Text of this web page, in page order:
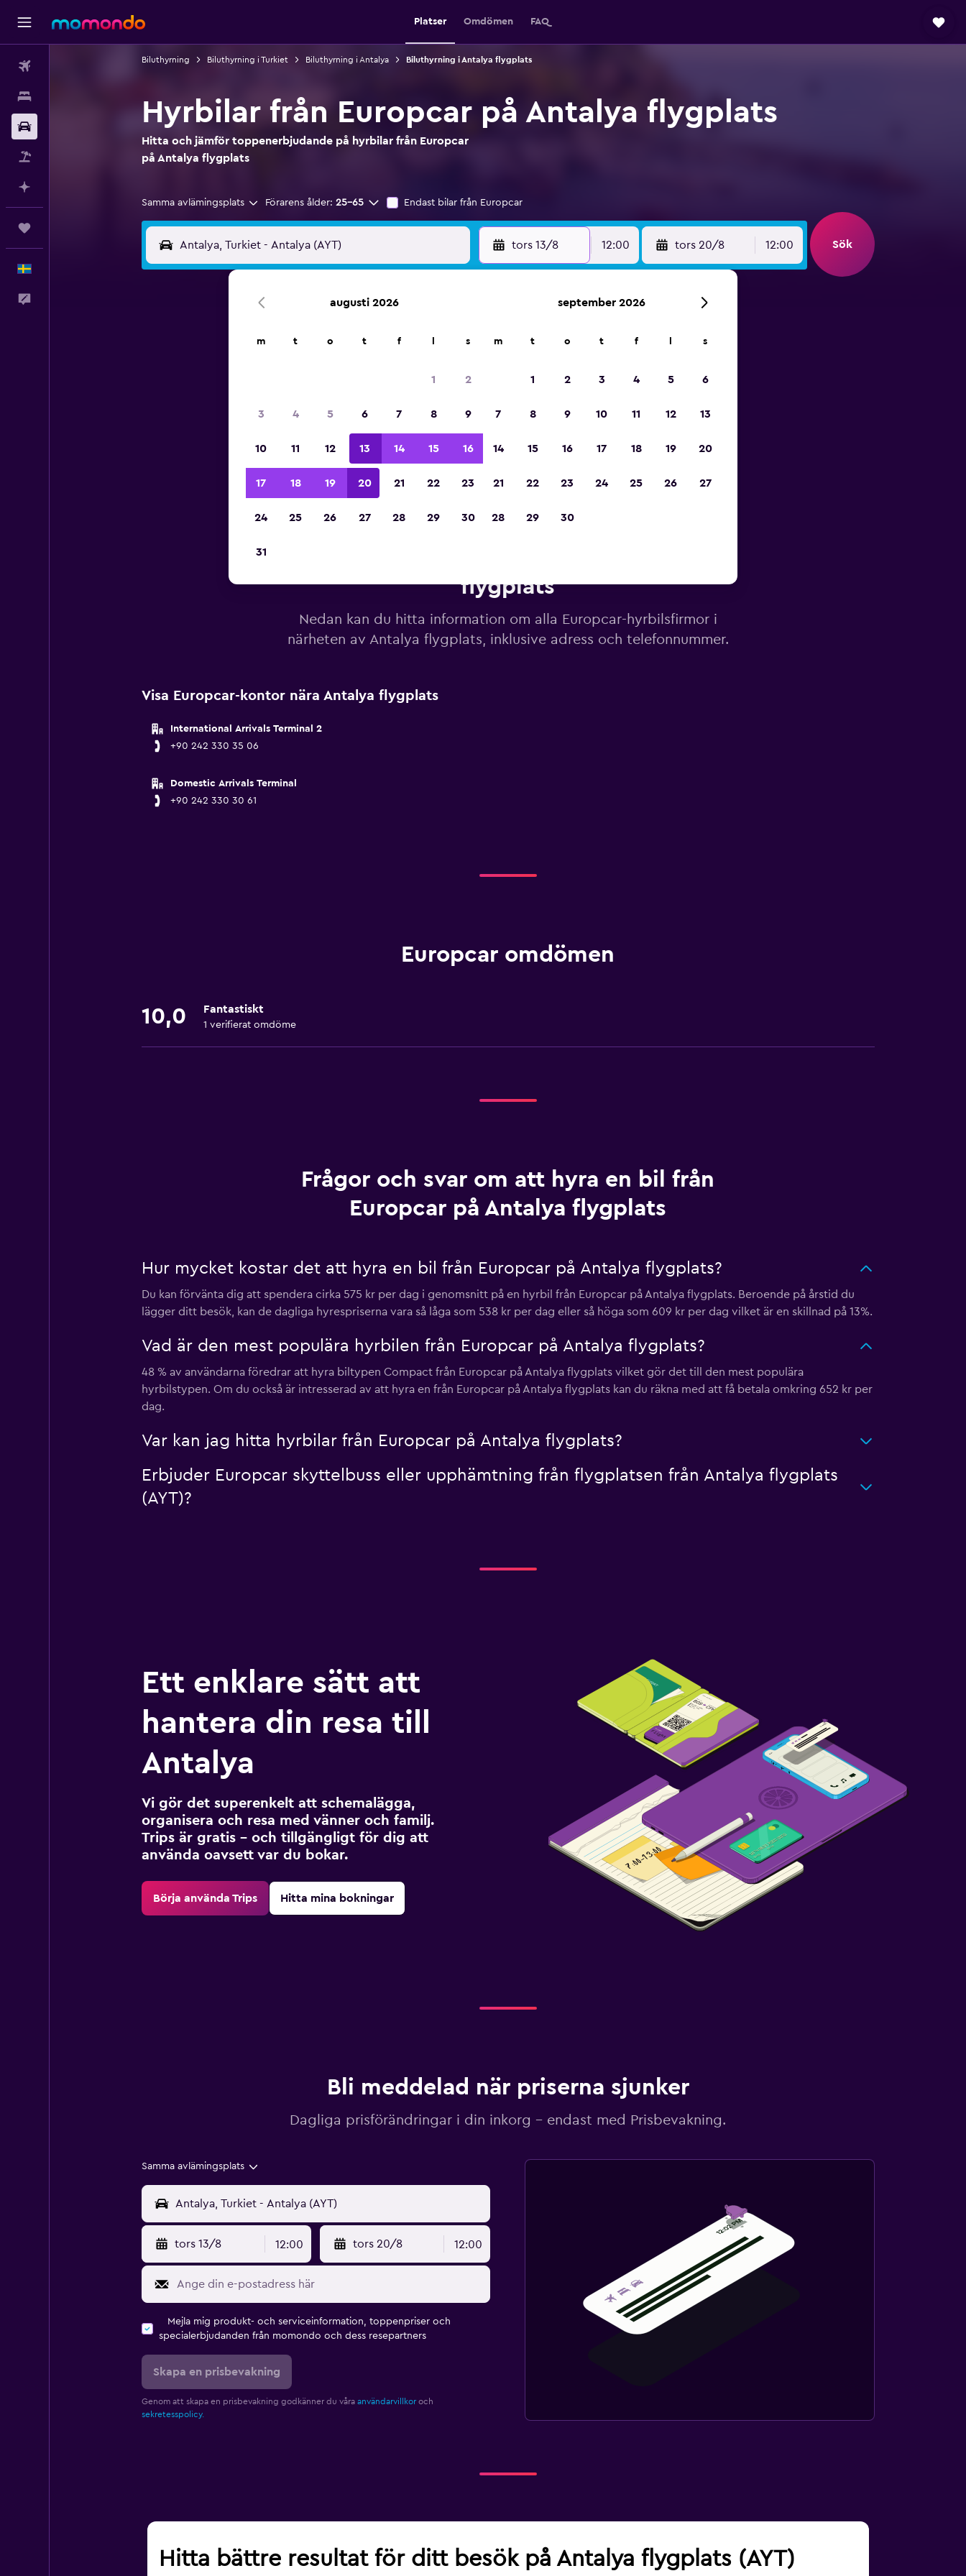
Platser Omdömen FAQ
Biluthyrning Biluthyrning i Turkiet Biluthyrning i Antalya Biluthyrning i Antalya flygplats
Hyrbilar från Europcar på Antalya flygplats
Hitta och jämför toppenerbjudande på hyrbilar från Europcar
på Antalya flygplats
Samma avlämingsplats Förarens ålder: 25-65 Endast bilar från Europcar
tors 13/8 12:00 tors 20/8 12:00 Sök
2023
flygplats
Nedan kan du hitta information om alla Europcar-hyrbilsfirmor i
närheten av Antalya flygplats, inklusive adress och telefonnummer.
Visa Europcar-kontor nära Antalya flygplats
International Arrivals Terminal 2
+90 242 330 35 06
Domestic Arrivals Terminal
+90 242 330 30 61
Europcar omdömen
10,0 Fantastiskt
1 verifierat omdöme
Frågor och svar om att hyra en bil från
Europcar på Antalya flygplats
Hur mycket kostar det att hyra en bil från Europcar på Antalya flygplats?
Du kan förvänta dig att spendera cirka 575 kr per dag i genomsnitt på en hyrbil från Europcar på Antalya flygplats. Beroende på årstid du
lägger ditt besök, kan de dagliga hyrespriserna vara så låga som 538 kr per dag eller så höga som 609 kr per dag vilket är en skillnad på 13%.
Vad är den mest populära hyrbilen från Europcar på Antalya flygplats?
48 % av användarna föredrar att hyra biltypen Compact från Europcar på Antalya flygplats vilket gör det till den mest populära
hyrbilstypen. Om du också är intresserad av att hyra en från Europcar på Antalya flygplats kan du räkna med att få betala omkring 652 kr per
dag.
Var kan jag hitta hyrbilar från Europcar på Antalya flygplats?
Erbjuder Europcar skyttelbuss eller upphämtning från flygplatsen från Antalya flygplats
(AYT)?
Ett enklare sätt att
hantera din resa till
Antalya
Vi gör det superenkelt att schemalägga,
organisera och resa med vänner och familj.
Trips är gratis – och tillgängligt för dig att
använda oavsett var du bokar.
Börja använda Trips Hitta mina bokningar
Bli meddelad när priserna sjunker
Dagliga prisförändringar i din inkorg – endast med Prisbevakning.
Samma avlämingsplats
tors 13/8 12:00 tors 20/8 12:00
Mejla mig produkt- och serviceinformation, toppenpriser och
specialerbjudanden från momondo och dess resepartners
Skapa en prisbevakning
Genom att skapa en prisbevakning godkänner du våra användarvillkoroch
sekretesspolicy.
Hitta bättre resultat för ditt besök på Antalya flygplats (AYT)
augusti 2026
m t o t f s
1 2
3 4 5 6 7 8 9
10 11 12 13 14 15 16
17 18 19 20 21 22 23
24 25 26 27 28 29 30
31
september 2026
m t o t f s
1 2 3 4 5 6
7 8 9 10 11 12 13
14 15 16 17 18 19 20
21 22 23 24 25 26 27
28 29 30